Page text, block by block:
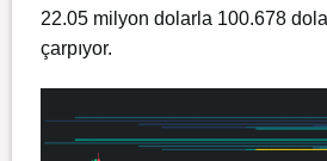
22.05 milyon dolarla 100.678
çarpıyor.